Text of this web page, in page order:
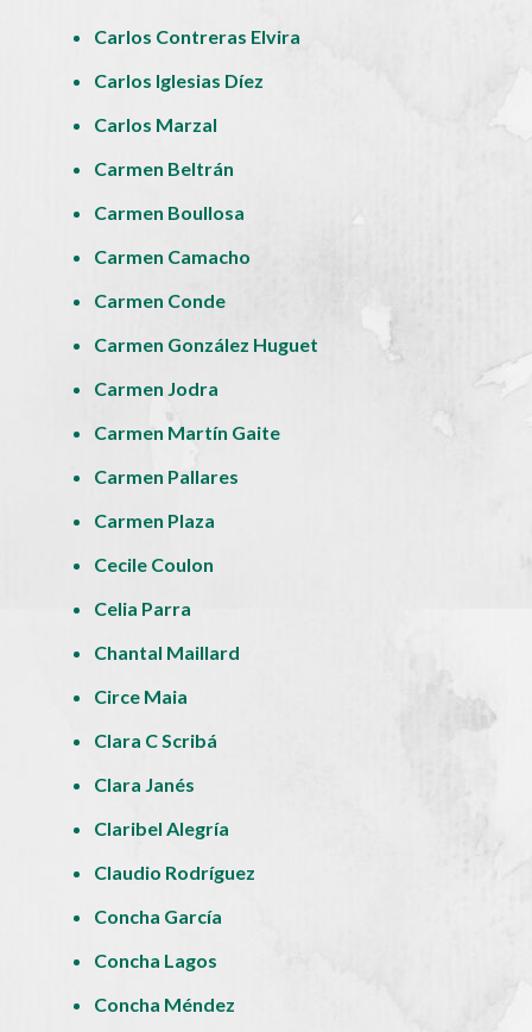
Carlos Contreras Elvira
Carlos Iglesias Díez
Carlos Marzal
Carmen Beltrán
Carmen Boullosa
Carmen Camacho
Carmen Conde
Carmen González Huguet
Carmen Jodra
Carmen Martín Gaite
Carmen Pallares
Carmen Plaza
Cecile Coulon
Celia Parra
Chantal Maillard
Circe Maia
Clara C Scribá
Clara Janés
Claribel Alegría
Claudio Rodríguez
Concha García
Concha Lagos
Concha Méndez